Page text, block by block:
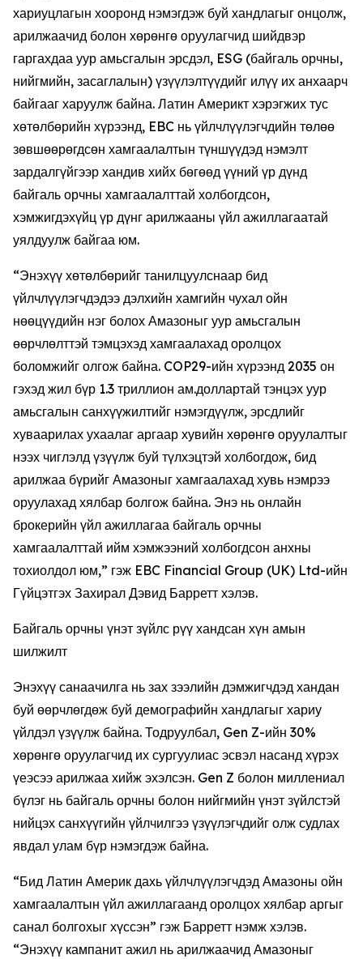
хариуцлагын хооронд нэмэгдэж буй хандлагыг онцолж,
арилжаачид болон хөрөнгө оруулагчид шийдвэр
гаргахдаа уур амьсгалын эрсдэл, ESG (байгаль орчны,
нийгмийн, засаглалын) үзүүлэлтүүдийг илүү их анхаарч
байгааг харуулж байна. Латин Америкт хэрэгжих тус
хөтөлбөрийн хүрээнд, EBC нь үйлчлүүлэгчдийн төлөө
зөвшөөрөгдсөн хамгаалалтын түншүүдэд нэмэлт
зардалгүйгээр хандив хийх бөгөөд үүний үр дүнд
байгаль орчны хамгаалалттай холбогдсон,
хэмжигдэхүйц үр дүнг арилжааны үйл ажиллагаатай
уялдуулж байгаа юм.
“Энэхүү хөтөлбөрийг танилцуулснаар бид
үйлчлүүлэгчдэдээ дэлхийн хамгийн чухал ойн
нөөцүүдийн нэг болох Амазоныг уур амьсгалын
өөрчлөлттэй тэмцэхэд хамгаалахад оролцох
боломжийг олгож байна. COP29-ийн хүрээнд 2035 он
гэхэд жил бүр 1.3 триллион ам.доллартай тэнцэх уур
амьсгалын санхүүжилтийг нэмэгдүүлж, эрсдлийг
хуваарилах ухаалаг аргаар хувийн хөрөнгө оруулалтыг
нээх чиглэлд үзүүлж буй түлхэцтэй холбогдож, бид
арилжаа бүрийг Амазоныг хамгаалахад хувь нэмрээ
оруулахад хялбар болгож байна. Энэ нь онлайн
брокерийн үйл ажиллагаа байгаль орчны
хамгаалалттай ийм хэмжээний холбогдсон анхны
тохиолдол юм,” гэж EBC Financial Group (UK) Ltd-ийн
Гүйцэтгэх Захирал Дэвид Барретт хэлэв.
Байгаль орчны үнэт зүйлс рүү хандсан хүн амын
шилжилт
Энэхүү санаачилга нь зах зээлийн дэмжигчдэд хандан
буй өөрчлөгдөж буй демографийн хандлагыг хариу
үйлдэл үзүүлж байна. Тодруулбал, Gen Z-ийн 30%
хөрөнгө оруулагчид их сургуулиас эсвэл насанд хүрэх
үеэсээ арилжаа хийж эхэлсэн. Gen Z болон миллениал
бүлэг нь байгаль орчны болон нийгмийн үнэт зүйлстэй
нийцэх санхүүгийн үйлчилгээ үзүүлэгчдийг олж судлах
явдал улам бүр нэмэгдэж байна.
“Бид Латин Америк дахь үйлчлүүлэгчдэд Амазоны ойн
хамгаалалтын үйл ажиллагаанд оролцох хялбар аргыг
санал болгохыг хүссэн” гэж Барретт нэмж хэлэв.
“Энэхүү кампанит ажил нь арилжаачид Амазоныг